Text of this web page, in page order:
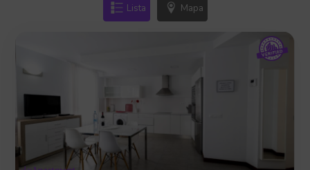
Lista Mapa